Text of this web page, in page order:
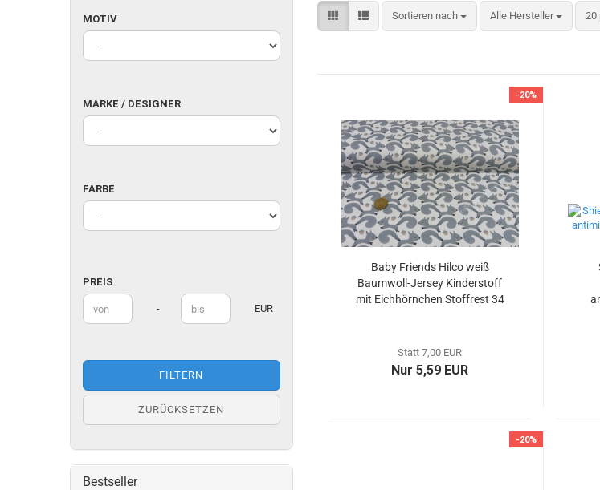
Sortieren nach
Sortieren nach Alle Hersteller 20
-20%
Baby Friends Hilco weiß
Baumwoll-Jersey Kinderstoff
mit Eichhörnchen Stoffrest 34
Statt 7,00 EUR
Nur 5,59 EUR
-20%
MOTIV
MOTIV
MARKE
/
DESIGNER
MARKE / DESIGNER
FARBE
FARBE
PREIS
Preis bis - EUR
FILTERN
ZURÜCKSETZEN
Bestseller